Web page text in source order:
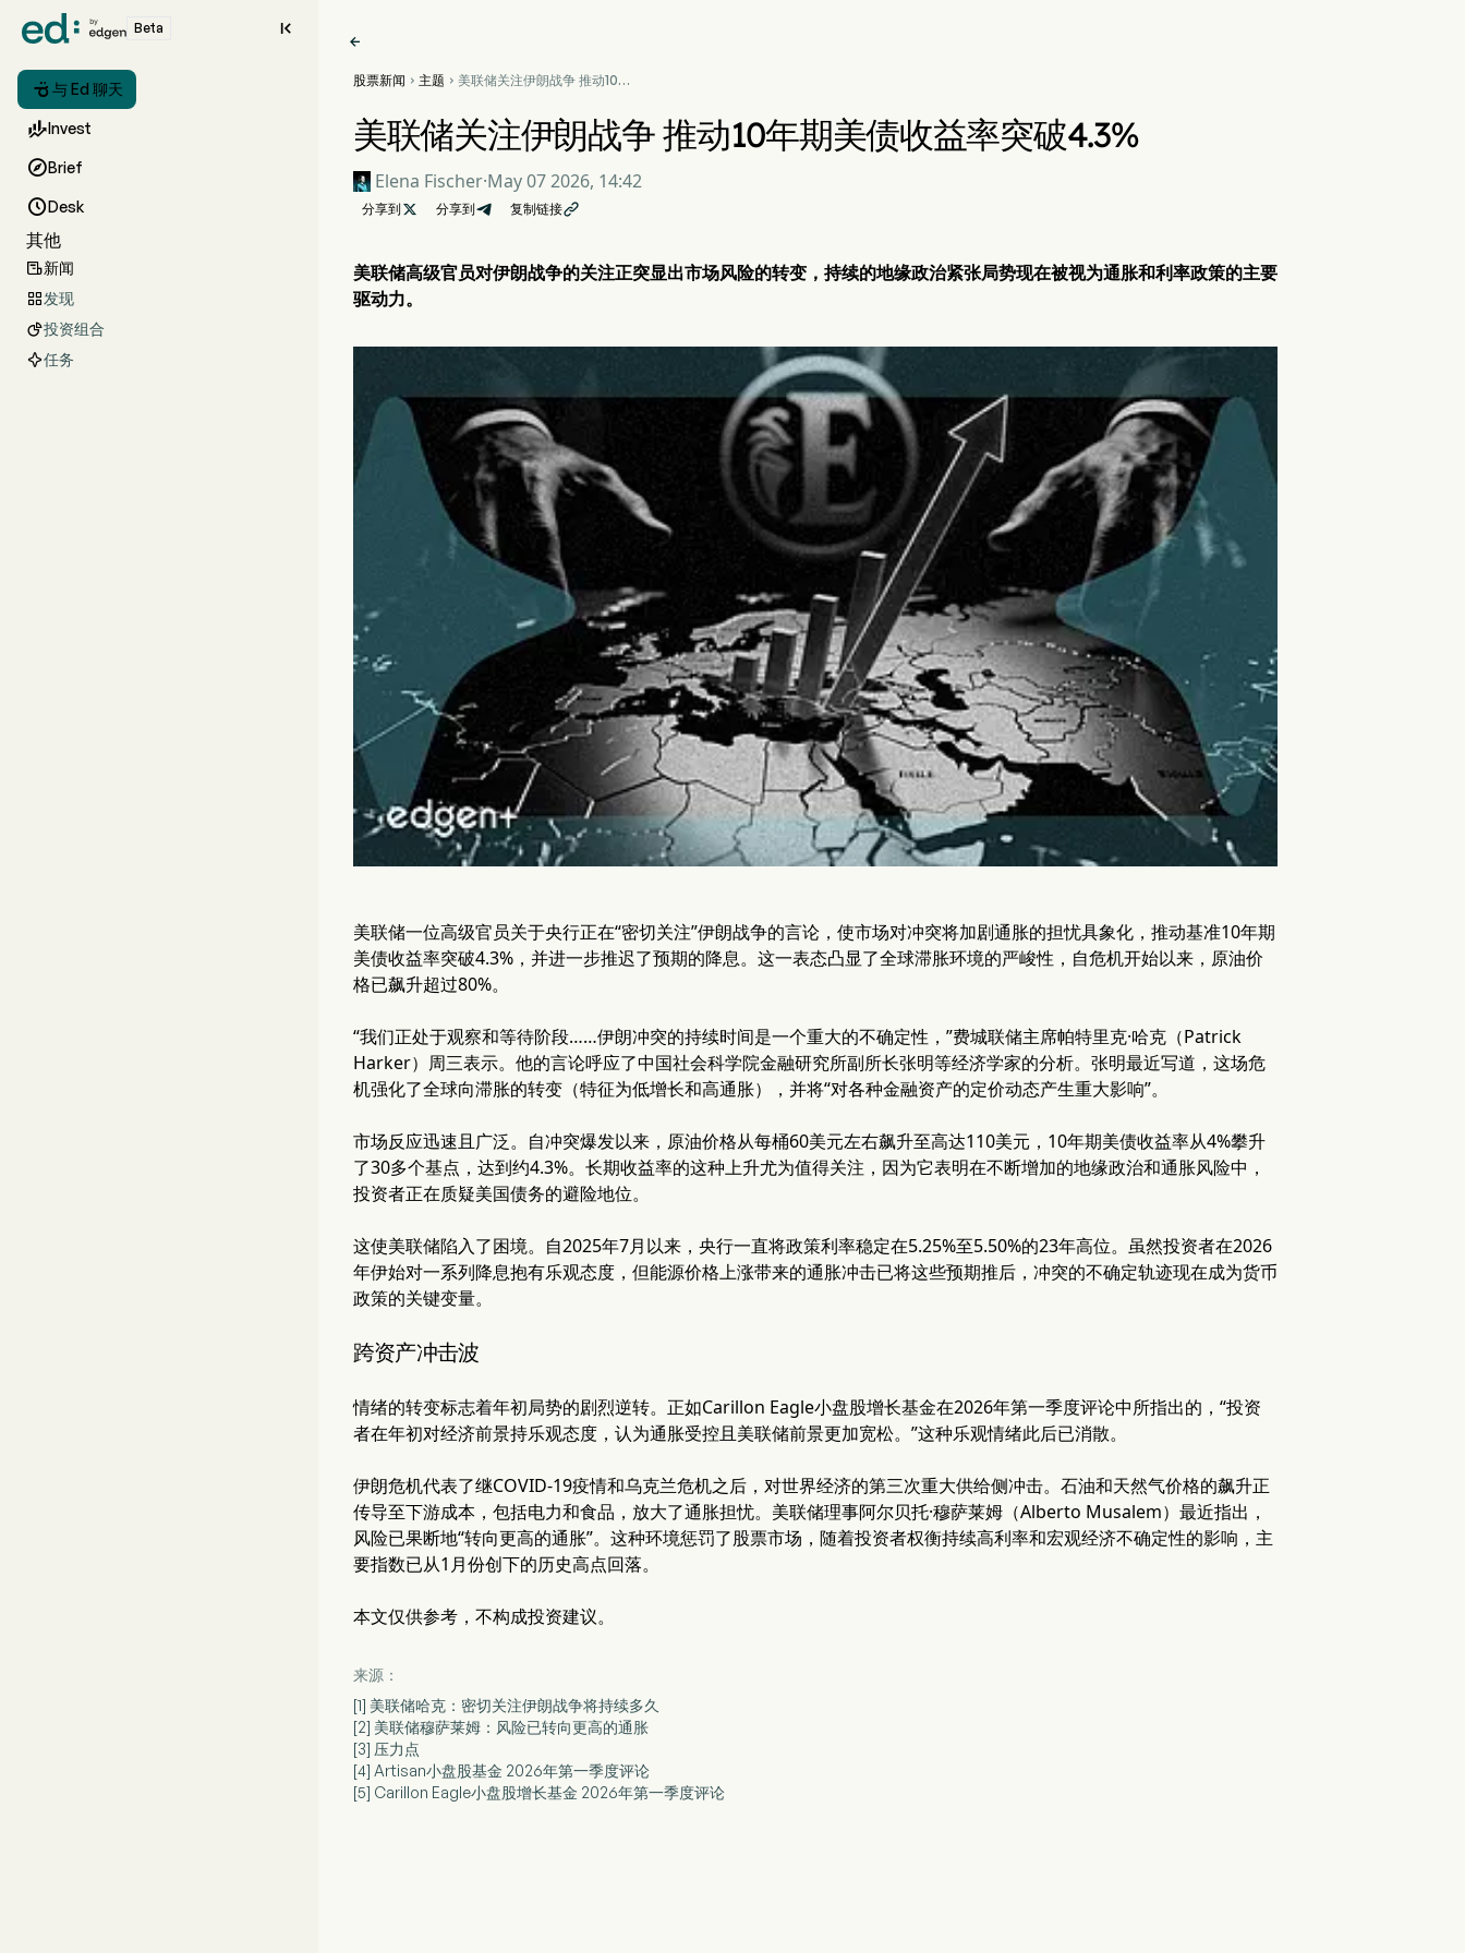
Beta 
 与 Ed 聊天
Invest
Brief
Desk
其他
新闻
发现
投资组合
任务

股票新闻  主题  美联储关注伊朗战争 推动10年
美联储关注伊朗战争 推动10年期美债收益率突破4.3%
Elena Fischer·May 07 2026, 14:42
分享到  分享到 复制链接
美联储高级官员对伊朗战争的关注正突显出市场风险的转变，持续的地缘政治紧张局势现在被视为通胀和利率政策的主要
驱动力。
美联储一位高级官员关于央行正在“密切关注”伊朗战争的言论，使市场对冲突将加剧通胀的担忧具象化，推动基准10年期
美债收益率突破4.3%，并进一步推迟了预期的降息。这一表态凸显了全球滞胀环境的严峻性，自危机开始以来，原油价
格已飙升超过80%。
“我们正处于观察和等待阶段……伊朗冲突的持续时间是一个重大的不确定性，”费城联储主席帕特里克·哈克（Patrick
Harker）周三表示。他的言论呼应了中国社会科学院金融研究所副所长张明等经济学家的分析。张明最近写道，这场危
机强化了全球向滞胀的转变（特征为低增长和高通胀），并将“对各种金融资产的定价动态产生重大影响”。
市场反应迅速且广泛。自冲突爆发以来，原油价格从每桶60美元左右飙升至高达110美元，10年期美债收益率从4%攀升
了30多个基点，达到约4.3%。长期收益率的这种上升尤为值得关注，因为它表明在不断增加的地缘政治和通胀风险中，
投资者正在质疑美国债务的避险地位。
这使美联储陷入了困境。自2025年7月以来，央行一直将政策利率稳定在5.25%至5.50%的23年高位。虽然投资者在2026
年伊始对一系列降息抱有乐观态度，但能源价格上涨带来的通胀冲击已将这些预期推后，冲突的不确定轨迹现在成为货币
政策的关键变量。
跨资产冲击波
情绪的转变标志着年初局势的剧烈逆转。正如Carillon Eagle小盘股增长基金在2026年第一季度评论中所指出的，“投资
者在年初对经济前景持乐观态度，认为通胀受控且美联储前景更加宽松。”这种乐观情绪此后已消散。
伊朗危机代表了继COVID-19疫情和乌克兰危机之后，对世界经济的第三次重大供给侧冲击。石油和天然气价格的飙升正
传导至下游成本，包括电力和食品，放大了通胀担忧。美联储理事阿尔贝托·穆萨莱姆（Alberto Musalem）最近指出，
风险已果断地“转向更高的通胀”。这种环境惩罚了股票市场，随着投资者权衡持续高利率和宏观经济不确定性的影响，主
要指数已从1月份创下的历史高点回落。
本文仅供参考，不构成投资建议。
来源：
[1] 美联储哈克：密切关注伊朗战争将持续多久
[2] 美联储穆萨莱姆：风险已转向更高的通胀
[3] 压力点
[4] Artisan小盘股基金 2026年第一季度评论
[5] Carillon Eagle小盘股增长基金 2026年第一季度评论